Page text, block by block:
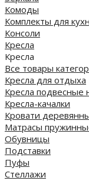
Комоды
Комплекты для
Консоли
Кресла
Кресла
Все товары
Кресла для отдыха
Кресла подвесные
Кресла-качалки
Кровати
Матрасы
Обувницы
Подставки
Пуфы
Стеллажи